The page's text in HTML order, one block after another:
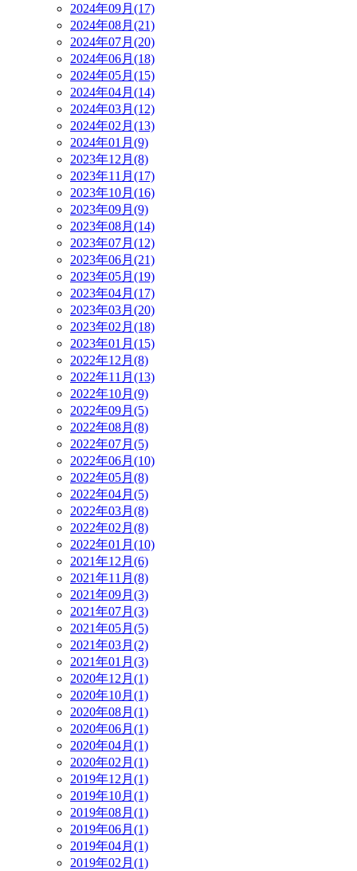
2024年09月(17)
2024年08月(21)
2024年07月(20)
2024年06月(18)
2024年05月(15)
2024年04月(14)
2024年03月(12)
2024年02月(13)
2024年01月(9)
2023年12月(8)
2023年11月(17)
2023年10月(16)
2023年09月(9)
2023年08月(14)
2023年07月(12)
2023年06月(21)
2023年05月(19)
2023年04月(17)
2023年03月(20)
2023年02月(18)
2023年01月(15)
2022年12月(8)
2022年11月(13)
2022年10月(9)
2022年09月(5)
2022年08月(8)
2022年07月(5)
2022年06月(10)
2022年05月(8)
2022年04月(5)
2022年03月(8)
2022年02月(8)
2022年01月(10)
2021年12月(6)
2021年11月(8)
2021年09月(3)
2021年07月(3)
2021年05月(5)
2021年03月(2)
2021年01月(3)
2020年12月(1)
2020年10月(1)
2020年08月(1)
2020年06月(1)
2020年04月(1)
2020年02月(1)
2019年12月(1)
2019年10月(1)
2019年08月(1)
2019年06月(1)
2019年04月(1)
2019年02月(1)